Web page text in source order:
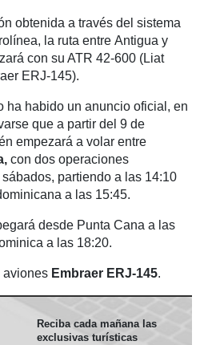
obtenida a través del sistema
la ruta entre Antigua y
con su ATR 42-600 (Liat
ERJ-145).
ha habido un anuncio oficial, en
que a partir del 9 de
empezará a volar entre
con dos operaciones
partiendo a las 14:10
a las 15:45.
desde Punta Cana a las
a las 18:20.
aviones Embraer ERJ-145.
Reciba cada mañana las
exclusivas turísticas